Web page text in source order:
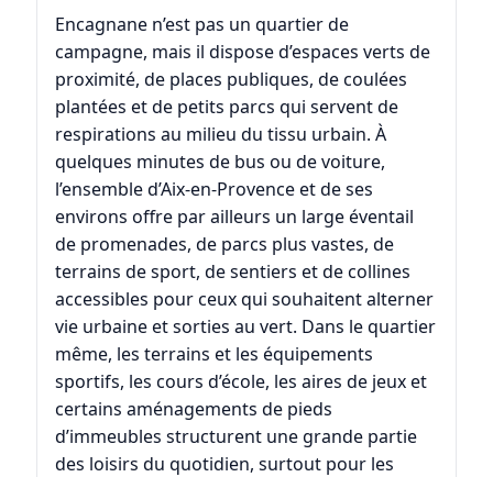
Encagnane n’est pas un quartier de
campagne, mais il dispose d’espaces verts de
proximité, de places publiques, de coulées
plantées et de petits parcs qui servent de
respirations au milieu du tissu urbain. À
quelques minutes de bus ou de voiture,
l’ensemble d’Aix-en-Provence et de ses
environs offre par ailleurs un large éventail
de promenades, de parcs plus vastes, de
terrains de sport, de sentiers et de collines
accessibles pour ceux qui souhaitent alterner
vie urbaine et sorties au vert. Dans le quartier
même, les terrains et les équipements
sportifs, les cours d’école, les aires de jeux et
certains aménagements de pieds
d’immeubles structurent une grande partie
des loisirs du quotidien, surtout pour les